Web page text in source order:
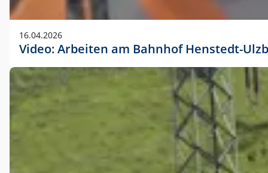
16.04.2026
Video: Arbeiten am Bahnhof Henstedt-